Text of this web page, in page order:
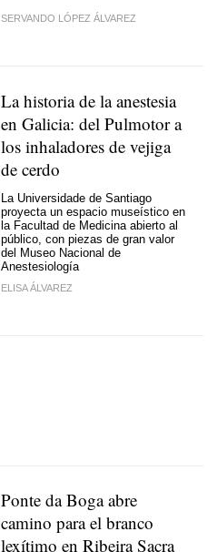
SERVANDO LÓPEZ ÁLVAREZ
La historia de la anestesia
en Galicia: del Pulmotor a
los inhaladores de vejiga
de cerdo
La Universidade de Santiago
proyecta un espacio museístico en
la Facultad de Medicina abierto al
público, con piezas de gran valor
del Museo Nacional de
Anestesiología
ELISA ÁLVAREZ
Ponte da Boga abre
camino para el branco
lexítimo en Ribeira Sacra